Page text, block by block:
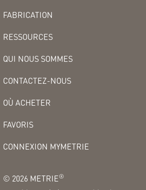
FABRICATION
RESSOURCES
QUI NOUS SOMMES
CONTACTEZ-NOUS
OÙ ACHETER
FAVORIS
CONNEXION MYMETRIE
© 2026 METRIE®